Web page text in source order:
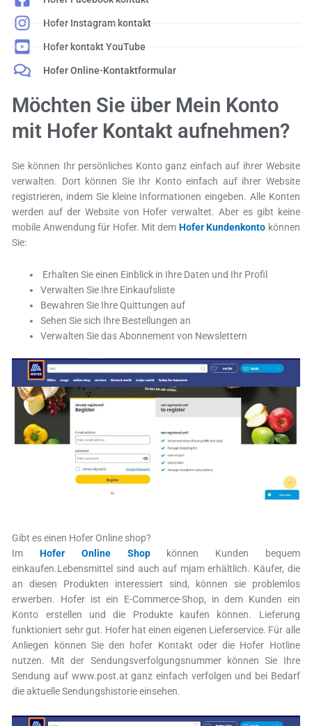
Hofer Instagram kontakt
Hofer kontakt YouTube
Hofer Online-Kontaktformular
Möchten Sie über Mein Konto
mit Hofer Kontakt aufnehmen?
Sie können Ihr persönliches Konto ganz einfach auf ihrer Website
verwalten. Dort können Sie Ihr Konto einfach auf ihrer Website
registrieren, indem Sie kleine Informationen eingeben. Alle Konten
werden auf der Website von Hofer verwaltet. Aber es gibt keine
mobile Anwendung für Hofer. Mit dem Hofer Kundenkonto können
Sie:
Erhalten Sie einen Einblick in Ihre Daten und Ihr Profil
Verwalten Sie Ihre Einkaufsliste
Bewahren Sie Ihre Quittungen auf
Sehen Sie sich Ihre Bestellungen an
Verwalten Sie das Abonnement von Newslettern
Gibt es einen Hofer Online shop?
ImHofer Online Shopkönnen Kunden bequem
einkaufen.Lebensmittel sind auch auf mjam erhältlich. Käufer, die
an diesen Produkten interessiert sind, können sie problemlos
erwerben. Hofer ist ein E-Commerce-Shop, in dem Kunden ein
Konto erstellen und die Produkte kaufen können. Lieferung
funktioniert sehr gut. Hofer hat einen eigenen Lieferservice. Für alle
Anliegen können Sie den hofer Kontakt oder die Hofer Hotline
nutzen. Mit der Sendungsverfolgungsnummer können Sie Ihre
Sendung auf www.post.at ganz einfach verfolgen und bei Bedarf
die aktuelle Sendungshistorie einsehen.